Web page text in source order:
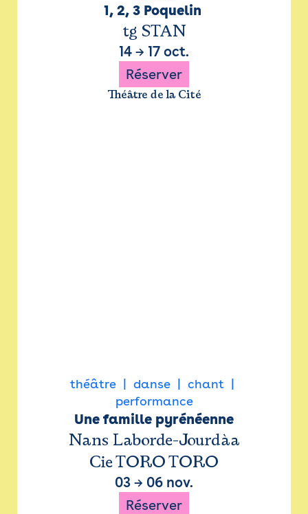
1, 2, 3 Poquelin
tg STAN
14 → 17 oct.
Réserver
Théâtre de la Cité
théâtre danse
chant
performance
Une famille pyrénéenne
Nans Laborde-Jourdàa
Cie TORO TORO
03 → 06 nov.
Réserver